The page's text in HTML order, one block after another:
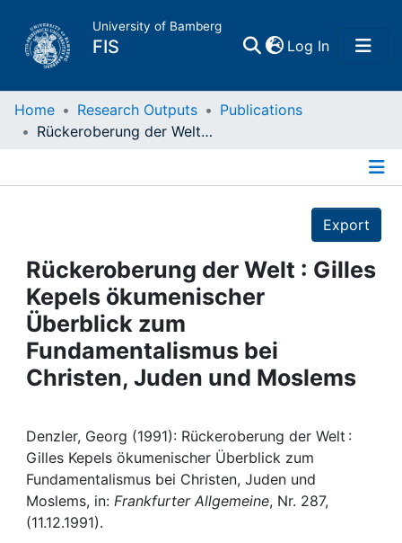
University of Bamberg
FIS Log In(current)
Home
Projects
People
Institutions
My FIS
Help
Home Research Outputs
Publications
Rückeroberung der Welt : Gilles Kepels ökumenischer Überblick zum Fundamentalismus bei Christen, Juden und Moslems
Export
Rückeroberung der Welt : Gilles
Kepels ökumenischer
Überblick zum
Fundamentalismus bei
Christen, Juden und Moslems
Denzler, Georg (1991): Rückeroberung der Welt :
Gilles Kepels ökumenischer Überblick zum
Fundamentalismus bei Christen, Juden und
Moslems, in: Frankfurter Allgemeine, Nr. 287,
(11.12.1991).